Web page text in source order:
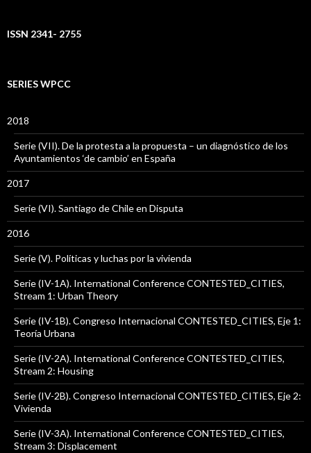
ISSN 2341- 2755
SERIES WPCC
2018
Serie (VII). De la protesta a la propuesta – un diagnóstico de los
Ayuntamientos ‘de cambio’ en España
2017
Serie (VI). Santiago de Chile en Disputa
2016
Serie (V). Políticas y luchas por la vivienda
Serie (IV-1A). International Conference CONTESTED_CITIES,
Stream 1: Urban Theory
Serie (IV-1B). Congreso Internacional CONTESTED_CITIES, Eje 1:
Teoría Urbana
Serie (IV-2A). International Conference CONTESTED_CITIES,
Stream 2: Housing
Serie (IV-2B). Congreso Internacional CONTESTED_CITIES, Eje 2:
Vivienda
Serie (IV-3A). International Conference CONTESTED_CITIES,
Stream 3: Displacement